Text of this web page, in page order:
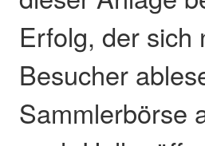
Erfolg, der sich
Besucher
Sammlerbörse